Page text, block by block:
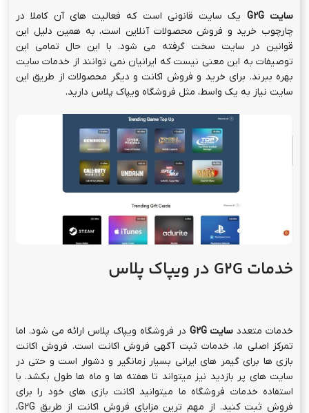
سایتG2G یک سایت قانونی است که فعالیت های آن کاملا در
چارچوب خرید و فروش محصولات آنلاین است، به همین دلیل این
قوانین در سایت سخت گرفته می شود. با این حال تمامی این
توصیفات به این معنی نیست که ایرانیان نمی توانند از خدمات سایت
بهره ببرند. برای خرید و فروش اکانت و دیگر محصولات از طریق این
سایت نیاز به یک واسط، مثل فروشگاه ویپاک پلاس دارید.
خدمات G2G در ویپاک پلاس
خدمات متعدد سایتG2G در فروشگاه ویپاک پلاس ارائه می شود. اما
تمرکز اصلی ما، خدمات ثبت آگهی فروش اکانت است. فروش اکانت
بازی ها برای گیمر های ایرانی بسیار زمانگیر و دشوار است و حتی در
سایت های پر بازدید نیز میتواند تا هفته ها و ماه ها طول بکشد. با
استفاده خدمات فروشگاه ما میتوانید اکانت بازی های خود را برای
فروش ثبت کنید. از مهم ترین مزایای فروش اکانت از طریق G2G،